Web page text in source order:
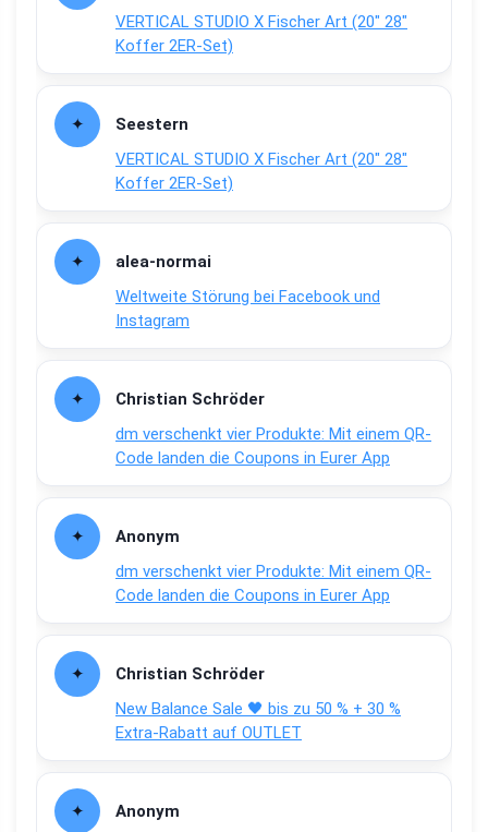
VERTICAL STUDIO X Fischer Art (20″ 28″
Koffer 2ER-Set)
Seestern
VERTICAL STUDIO X Fischer Art (20″ 28″
Koffer 2ER-Set)
alea-normai
Weltweite Störung bei Facebook und
Instagram
Christian Schröder
dm verschenkt vier Produkte: Mit einem QR-
Code landen die Coupons in Eurer App
Anonym
dm verschenkt vier Produkte: Mit einem QR-
Code landen die Coupons in Eurer App
Christian Schröder
New Balance Sale 🖤 bis zu 50 % + 30 %
Extra-Rabatt auf OUTLET
Anonym